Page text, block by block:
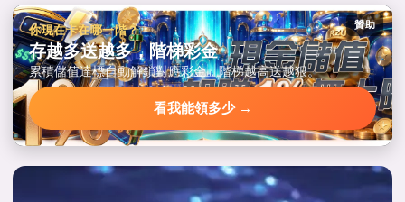
贊助
你現在卡在哪一階？
存越多送越多，階梯彩金
累積儲值達標自動解鎖對應彩金，階梯越高送越狠。
看我能領多少 →